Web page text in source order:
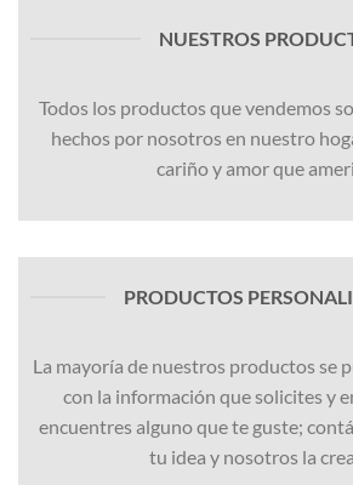
NUESTROS
Todos los productos que vendemos
hechos por nosotros en nuestro
cariño y amor que
PRODUCTOS
La mayoría de nuestros productos se
con la información que solicites y
encuentres alguno que te guste;
tu idea y nosotros la